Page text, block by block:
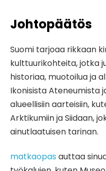
Johtopäätös
Suomi tarjoaa rikkaan
kulttuurikohteita, jotka
historiaa, muotoilua ja
Ikonisista Ateneumista
alueellisiin aarteisiin,
Arktikumiin ja Siidaan,
ainutlaatuisen tarinan.
matkaopas auttaa